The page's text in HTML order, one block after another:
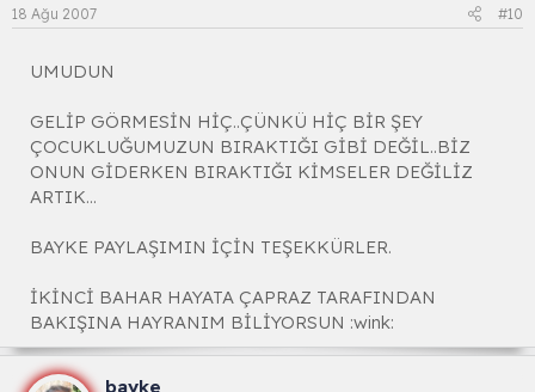
18 Ağu 2007 #10
UMUDUN
GELİP GÖRMESİN HİÇ..ÇÜNKÜ HİÇ BİR ŞEY
ÇOCUKLUĞUMUZUN BIRAKTIĞI GİBİ DEĞİL..BİZ
ONUN GİDERKEN BIRAKTIĞI KİMSELER DEĞİLİZ
ARTIK...
BAYKE PAYLAŞIMIN İÇİN TEŞEKKÜRLER.
İKİNCİ BAHAR HAYATA ÇAPRAZ TARAFINDAN
BAKIŞINA HAYRANIM BİLİYORSUN :wink:
bayke